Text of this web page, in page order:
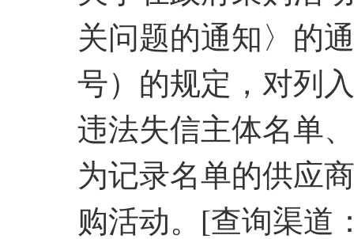
关问题的通知〉的
号）的规定，对列
违法失信主体名单
为记录名单的供应
购活动。[查询渠道